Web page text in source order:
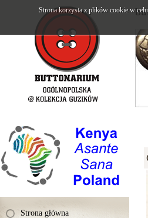
Strona główna
Strona korzysta z plików cookie w